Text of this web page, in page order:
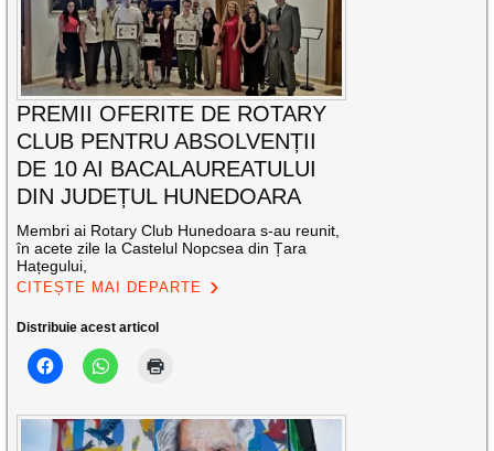
PREMII OFERITE DE ROTARY
CLUB PENTRU ABSOLVENȚII
DE 10 AI BACALAUREATULUI
DIN JUDEȚUL HUNEDOARA
Membri ai Rotary Club Hunedoara s-au reunit,
în acete zile la Castelul Nopcsea din Țara
Hațegului,
CITEȘTE MAI DEPARTE
Distribuie acest articol